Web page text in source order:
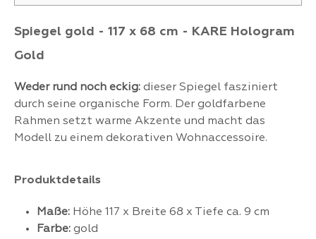
Spiegel gold - 117 x 68 cm - KARE Hologram
Gold
Weder rund noch eckig: dieser Spiegel fasziniert
durch seine organische Form. Der goldfarbene
Rahmen setzt warme Akzente und macht das
Modell zu einem dekorativen Wohnaccessoire.
Produktdetails
Maße: Höhe 117 x Breite 68 x Tiefe ca. 9 cm
Farbe: gold